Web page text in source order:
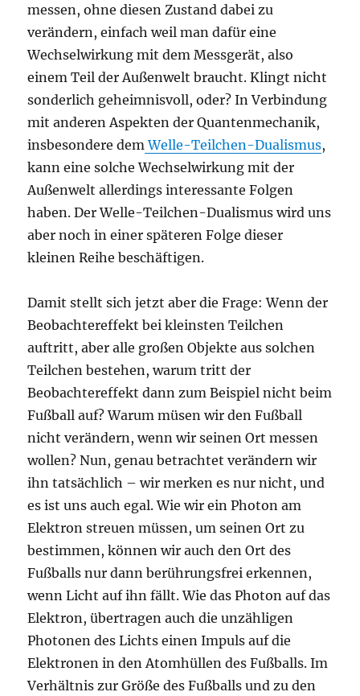
messen, ohne diesen Zustand dabei zu
verändern, einfach weil man dafür eine
Wechselwirkung mit dem Messgerät, also
einem Teil der Außenwelt braucht. Klingt nicht
sonderlich geheimnisvoll, oder? In Verbindung
mit anderen Aspekten der Quantenmechanik,
insbesondere demWelle-Teilchen-Dualismus,
kann eine solche Wechselwirkung mit der
Außenwelt allerdings interessante Folgen
haben. Der Welle-Teilchen-Dualismus wird uns
aber noch in einer späteren Folge dieser
kleinen Reihe beschäftigen.
Damit stellt sich jetzt aber die Frage: Wenn der
Beobachtereffekt bei kleinsten Teilchen
auftritt, aber alle großen Objekte aus solchen
Teilchen bestehen, warum tritt der
Beobachtereffekt dann zum Beispiel nicht beim
Fußball auf? Warum müsen wir den Fußball
nicht verändern, wenn wir seinen Ort messen
wollen? Nun, genau betrachtet verändern wir
ihn tatsächlich – wir merken es nur nicht, und
es ist uns auch egal. Wie wir ein Photon am
Elektron streuen müssen, um seinen Ort zu
bestimmen, können wir auch den Ort des
Fußballs nur dann berührungsfrei erkennen,
wenn Licht auf ihn fällt. Wie das Photon auf das
Elektron, übertragen auch die unzähligen
Photonen des Lichts einen Impuls auf die
Elektronen in den Atomhüllen des Fußballs. Im
Verhältnis zur Größe des Fußballs und zu den